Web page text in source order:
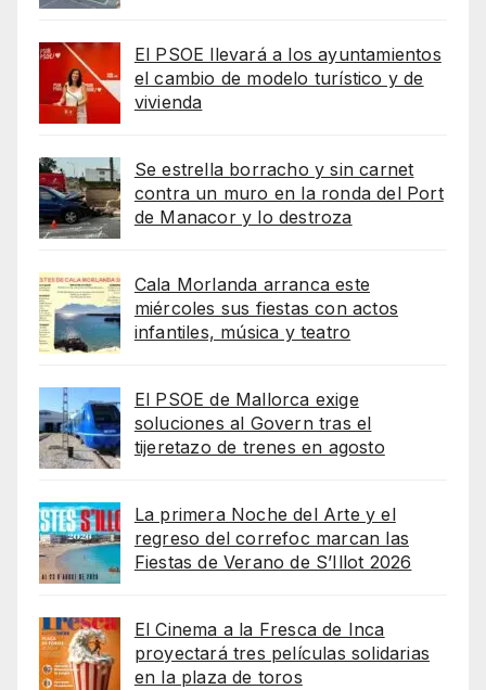
El PSOE llevará a los ayuntamientos
el cambio de modelo turístico y de
vivienda
Se estrella borracho y sin carnet
contra un muro en la ronda del Port
de Manacor y lo destroza
Cala Morlanda arranca este
miércoles sus fiestas con actos
infantiles, música y teatro
El PSOE de Mallorca exige
soluciones al Govern tras el
tijeretazo de trenes en agosto
La primera Noche del Arte y el
regreso del correfoc marcan las
Fiestas de Verano de S’Illot 2026
El Cinema a la Fresca de Inca
proyectará tres películas solidarias
en la plaza de toros